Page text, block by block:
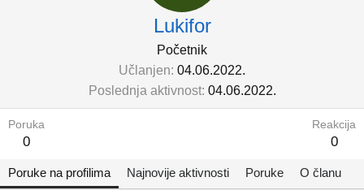
Lukifor
Početnik
Učlanjen 04.06.2022.
Poslednja aktivnost 04.06.2022.
Poruka
0
Reakcija
0
Poruke na profilima Najnovije aktivnosti Poruke O članu